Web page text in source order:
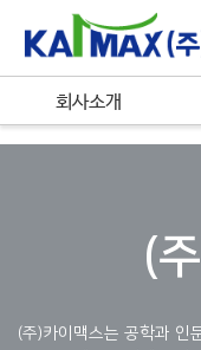
bool(true)
회사소개
(
(주)카이맥스는 공학과 인